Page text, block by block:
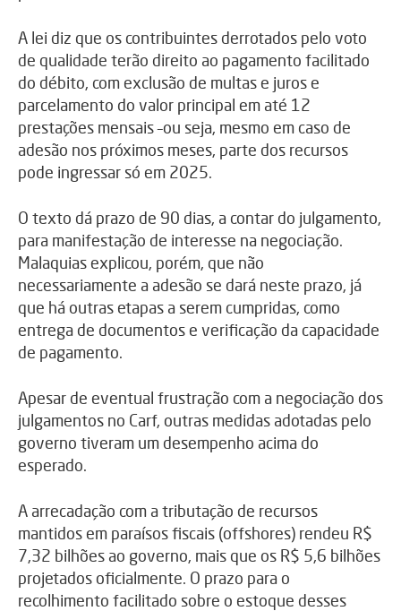
A lei diz que os contribuintes derrotados pelo voto
de qualidade terão direito ao pagamento facilitado
do débito, com exclusão de multas e juros e
parcelamento do valor principal em até 12
prestações mensais –ou seja, mesmo em caso de
adesão nos próximos meses, parte dos recursos
pode ingressar só em 2025.
O texto dá prazo de 90 dias, a contar do julgamento,
para manifestação de interesse na negociação.
Malaquias explicou, porém, que não
necessariamente a adesão se dará neste prazo, já
que há outras etapas a serem cumpridas, como
entrega de documentos e verificação da capacidade
de pagamento.
Apesar de eventual frustração com a negociação dos
julgamentos no Carf, outras medidas adotadas pelo
governo tiveram um desempenho acima do
esperado.
A arrecadação com a tributação de recursos
mantidos em paraísos fiscais (offshores) rendeu R$
7,32 bilhões ao governo, mais que os R$ 5,6 bilhões
projetados oficialmente. O prazo para o
recolhimento facilitado sobre o estoque desses